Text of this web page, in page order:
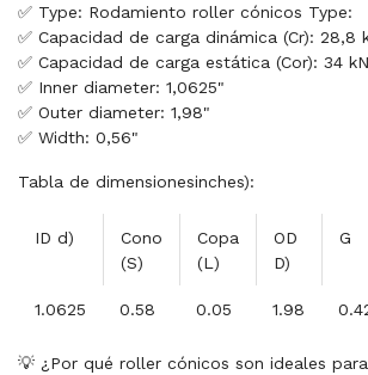
✅ Type: Rodamiento roller cónicos Type:
✅ Capacidad de carga dinámica (Cr): 28,8
✅ Capacidad de carga estática (Cor): 34 kN
✅ Inner diameter: 1,0625"
✅ Outer diameter: 1,98"
✅ Width: 0,56"
Tabla de dimensionesinches):
ID d)
Cono
(S)
Copa
(L)
OD
D)
G
1.0625 0.58 0.05 1.98
💡 ¿Por qué roller cónicos son ideales